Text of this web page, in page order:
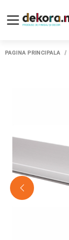
PAGINA PRINCIPALĂ